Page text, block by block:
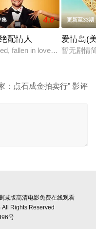
摄地位于加拿大西北地
集 4.0
配情人
fallen in love, hooked up,
更新至33期
爱情岛(
暂无剧情
：点石成金拍卖行” 影评
减版高清电影免费在线观看
Rights Reserved
号